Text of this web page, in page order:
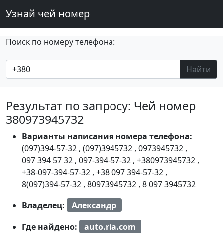
Узнай чей номер
Поиск по номеру телефона:
Найти
Результат по запросу: Чей номер
380973945732
Варианты написания номера телефона:
(097)394-57-32 , (097)3945732 , 0973945732 ,
097 394 57 32 , 097-394-57-32 , +380973945732 ,
+38-097-394-57-32 , +38 097 394-57-32 ,
8(097)394-57-32 , 80973945732 , 8 097 3945732
Владелец:
Александр
Где найдено:
auto.ria.com